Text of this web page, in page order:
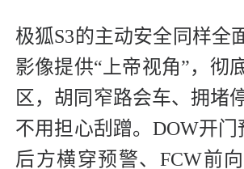
极狐S3的主动安全同样全
影像提供“上帝视角”，彻
区，胡同窄路会车、拥堵
不用担心刮蹭。DOW开门
后方横穿预警、FCW前向